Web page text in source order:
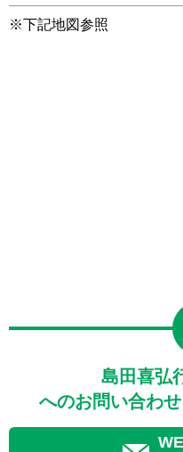
※下記地図参照
島田喜弘
へのお問い合わ